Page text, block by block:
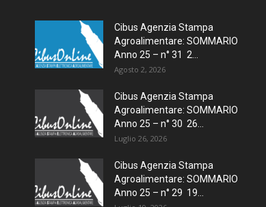
Cibus Agenzia Stampa
Agroalimentare: SOMMARIO
Anno 25 – n° 31 2...
Agosto 2, 2026
Cibus Agenzia Stampa
Agroalimentare: SOMMARIO
Anno 25 – n° 30 26...
Luglio 26, 2026
Cibus Agenzia Stampa
Agroalimentare: SOMMARIO
Anno 25 – n° 29 19...